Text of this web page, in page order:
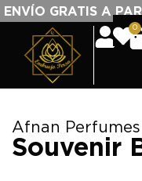
ENVÍO GRATIS A
0
Afnan Perfumes
Souvenir